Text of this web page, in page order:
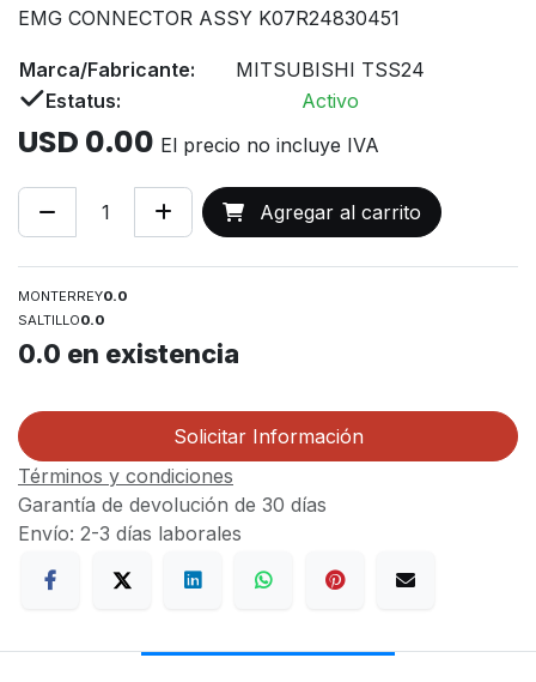
EMG CONNECTOR ASSY K07R24830451
Marca/Fabricante:
MITSUBISHI TSS24
Estatus:
Activo
USD 0.00 El precio no incluye IVA
Agregar al carrito
MONTERREY0.0
SALTILLO0.0
0.0 en existencia
Solicitar Información
Términos y condiciones
Garantía de devolución de 30 días
Envío: 2-3 días laborales